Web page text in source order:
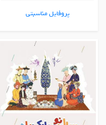
پروفایل مناسبتی